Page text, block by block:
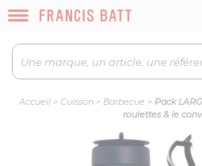
Accueil > Cuisson > Barbecue > Pack
roulettes & le